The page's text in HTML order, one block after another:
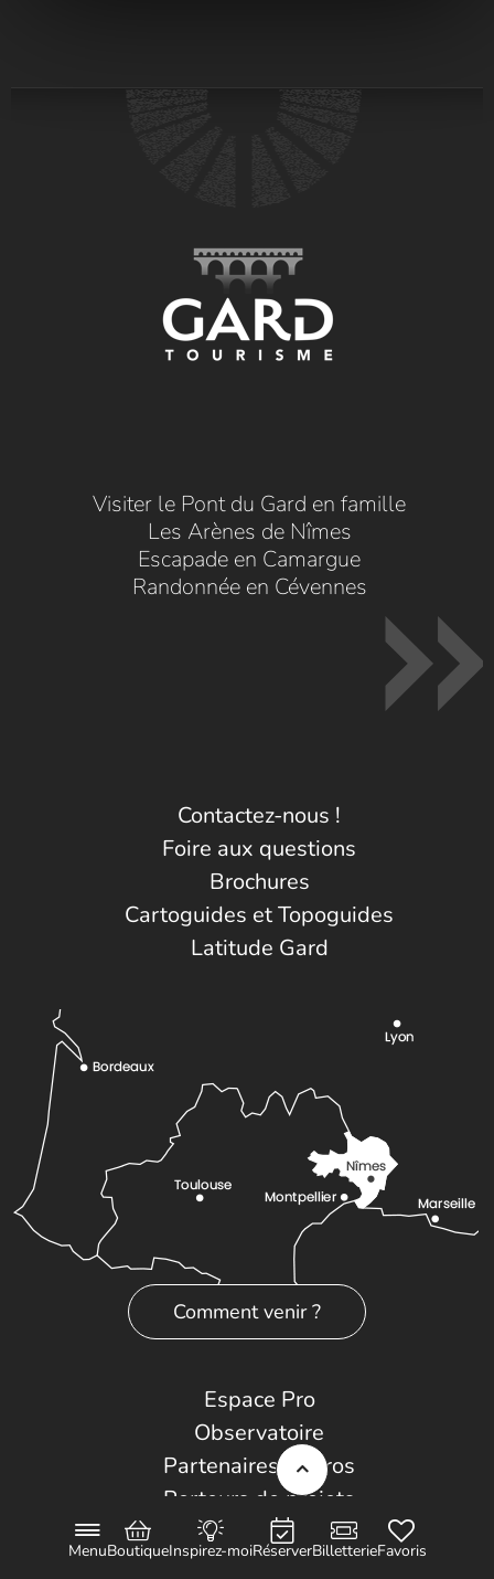
MenuBoutiqueInspirez-moiRéserverBilletterieFavoris
Visiter le Pont du Gard en famille
Les Arènes de Nîmes
Escapade en Camargue
Randonnée en Cévennes
Contactez-nous !
Foire aux questions
Brochures
Cartoguides et Topoguides
Latitude Gard
Comment venir ?
Espace Pro
Observatoire
Partenaires et Pros
Porteurs de projets
Labels et classements